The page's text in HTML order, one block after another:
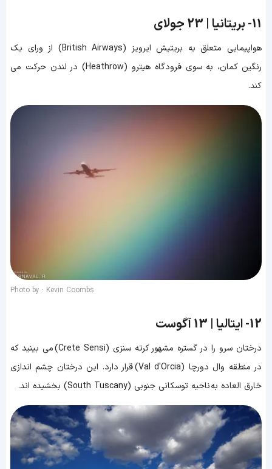
11- بریتانیا | 23 جولای
هواپیمایی متعلق به بریتیش ایرویز (British Airways) از ورای یک
رنگین کمان، به سوی فرودگاه هیترو (Heathrow) در لندن حرکت می
کند.
Photo by : Kevin Coombs
12- ایتالیا | 13 آگوست
درختان سرو را در گستره مشهور کرته سنزی (Crete Sensi) می بینید که
در منطقه وال دورچا (Val d'Orcia) قرار دارد. این درختان چشم اندازی
خارق العاده به ناحیه توسکانی جنوبی (South Tuscany) بخشیده اند.